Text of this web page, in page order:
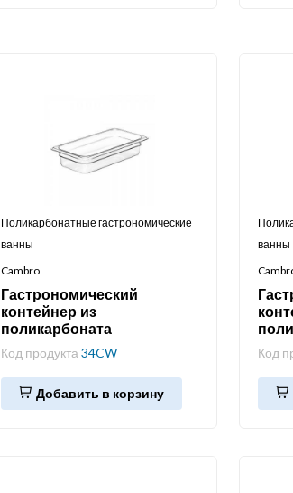
Поликарбонатные гастрономические
ванны
Cambro
Гастрономический
контейнер из
поликарбоната
Код продукта 34CW
Добавить в корзину
ванны
Код